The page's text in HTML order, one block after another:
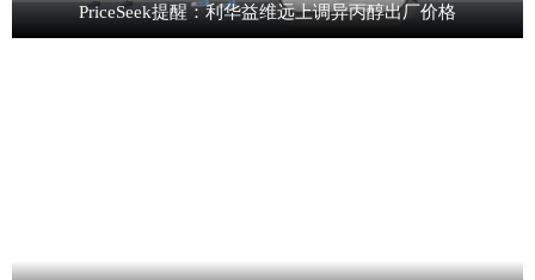
PriceSeek提醒：利华益维远上调异丙醇出厂价格